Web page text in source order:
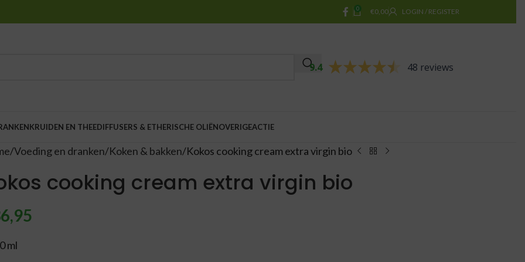
0 €0,00 LOGIN / REGISTER
9.4 48 reviews
KRUIDEN EN THEEDIFFUSERS & ETHERISCHE OLIËNOVERIGEACTIE
Voeding en dranken Koken & bakken Kokos cooking cream extra virgin bio
cooking cream extra virgin bio
ml